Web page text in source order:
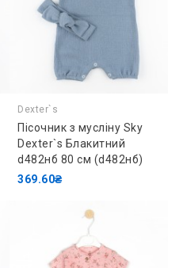
Dexter`s
Пісочник з мусліну Sky
Dexter`s Блакитний
d482нб 80 см (d482нб)
369.60₴